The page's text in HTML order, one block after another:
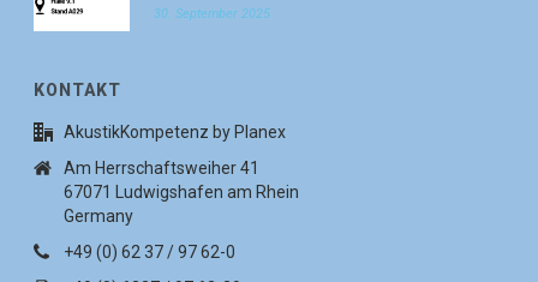
30. September 2025
KONTAKT
AkustikKompetenz by Planex
Am Herrschaftsweiher 41
67071 Ludwigshafen am Rhein
Germany
+49 (0) 62 37 / 97 62-0